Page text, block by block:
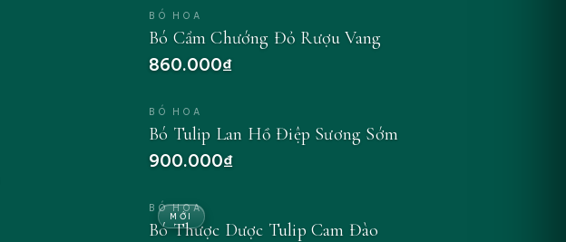
BÓ HOA
Bó Cẩm Chướng Đỏ Rượu Vang
860.000₫
BÓ HOA
Bó Tulip Lan Hồ Điệp Sương Sớm
900.000₫
MỚI
BÓ HOA
Bó Thược Dược Tulip Cam Đào